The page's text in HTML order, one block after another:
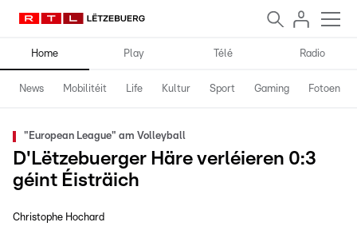
Home Play Télé Radio
News Mobilitéit Life Kultur Sport Gaming Fotoen
"European League" am Volleyball
D'Lëtzebuerger Häre verléieren 0:3
géint Éisträich
Christophe Hochard